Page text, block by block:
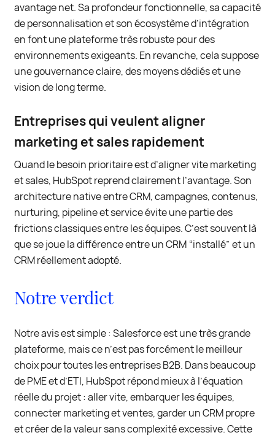
avantage net. Sa profondeur fonctionnelle, sa capacité
de personnalisation et son écosystème d’intégration
en font une plateforme très robuste pour des
environnements exigeants. En revanche, cela suppose
une gouvernance claire, des moyens dédiés et une
vision de long terme.
Entreprises qui veulent aligner
marketing et sales rapidement
Quand le besoin prioritaire est d’aligner vite marketing
et sales, HubSpot reprend clairement l’avantage. Son
architecture native entre CRM, campagnes, contenus,
nurturing, pipeline et service évite une partie des
frictions classiques entre les équipes. C’est souvent là
que se joue la différence entre un CRM “installé” et un
CRM réellement adopté.
Notre verdict
Notre avis est simple : Salesforce est une très grande
plateforme, mais ce n’est pas forcément le meilleur
choix pour toutes les entreprises B2B. Dans beaucoup
de PME et d’ETI, HubSpot répond mieux à l’équation
réelle du projet : aller vite, embarquer les équipes,
connecter marketing et ventes, garder un CRM propre
et créer de la valeur sans complexité excessive. Cette